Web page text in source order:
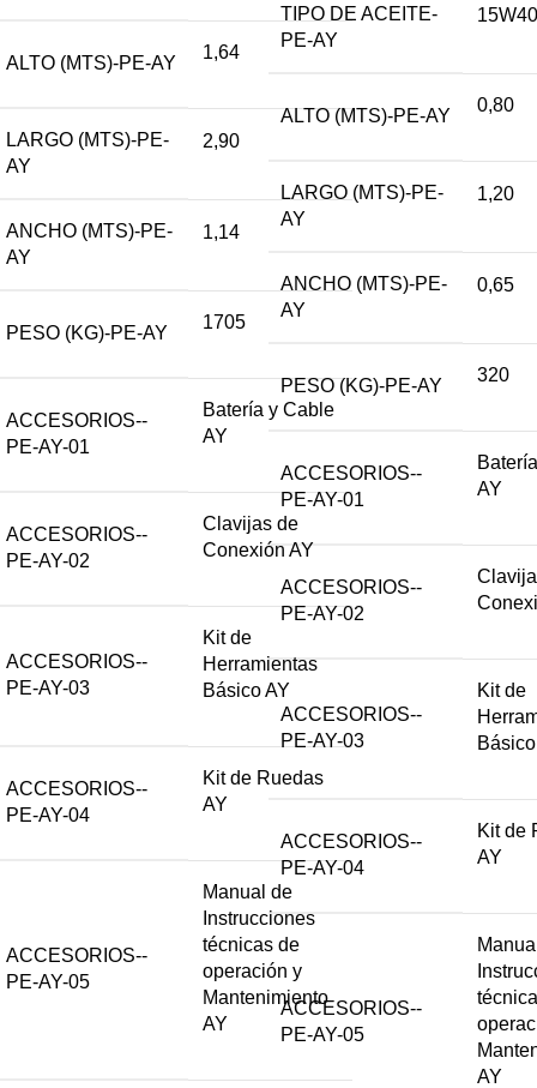
ALTO (MTS)-PE-AY
1,64
LARGO (MTS)-PE-
AY
2,90
ANCHO (MTS)-PE-
AY
1,14
PESO (KG)-PE-AY
1705
ACCESORIOS--
PE-AY-01
Batería y Cable
AY
ACCESORIOS--
PE-AY-02
Clavijas de
Conexión AY
ACCESORIOS--
PE-AY-03
Kit de
Herramientas
Básico AY
ACCESORIOS--
PE-AY-04
Kit de Ruedas
AY
ACCESORIOS--
PE-AY-05
Manual de
Instrucciones
técnicas de
operación y
Mantenimiento
AY
TIPO DE ACEITE-
PE-AY
15W40
ALTO (MTS)-PE-AY
0,80
LARGO (MTS)-PE-
AY
1,20
ANCHO (MTS)-PE-
AY
0,65
PESO (KG)-PE-AY
320
ACCESORIOS--
PE-AY-01
AY
ACCESORIOS--
PE-AY-02
ACCESORIOS--
PE-AY-03
Kit de
ACCESORIOS--
PE-AY-04
Kit de
AY
ACCESORIOS--
PE-AY-05
AY